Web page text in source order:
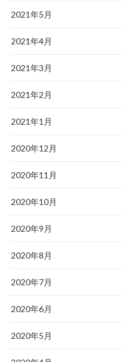
2021年5月
2021年4月
2021年3月
2021年2月
2021年1月
2020年12月
2020年11月
2020年10月
2020年9月
2020年8月
2020年7月
2020年6月
2020年5月